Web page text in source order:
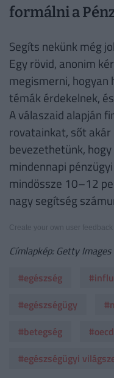
formálni a
Segíts nekünk még
Egy rövid, anonim
megismerni, hogyan
témák érdekelnek,
A válaszaid alapján
rovatainkat, sőt
bevezethetünk,
mindennapi
mindössze 10–12
nagy segítség
Create your own user feedback
Címlapkép: Getty Images
#egészség
#egészségügy
#betegség
#oecd
#egészségügyi